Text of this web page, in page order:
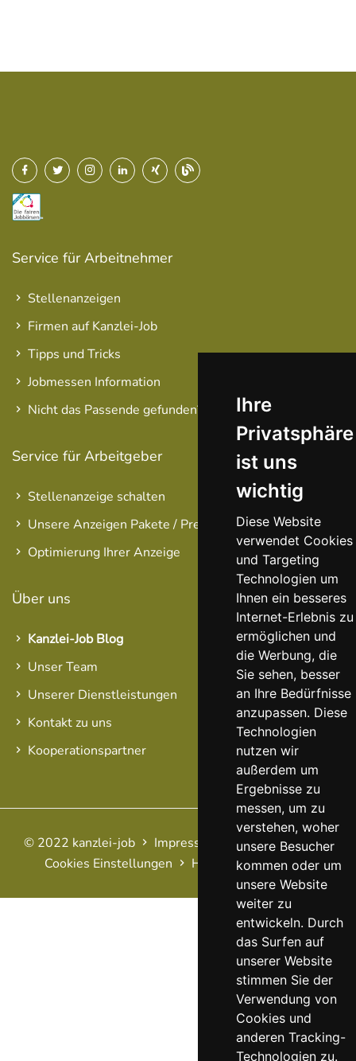
Ihre
Privatsphäre
ist uns
wichtig
Diese Website
verwendet Cookies
und Targeting
Technologien um
Ihnen ein besseres
Internet-Erlebnis zu
ermöglichen und
die Werbung, die
Sie sehen, besser
an Ihre Bedürfnisse
anzupassen. Diese
Technologien
nutzen wir
außerdem um
Ergebnisse zu
messen, um zu
verstehen, woher
unsere Besucher
kommen oder um
unsere Website
weiter zu
entwickeln. Durch
das Surfen auf
unserer Website
stimmen Sie der
Verwendung von
Cookies und
anderen Tracking-
Technologien zu.
Service für Arbeitnehmer
Stellenanzeigen
Firmen auf Kanzlei-Job
Tipps und Tricks
Jobmessen Information
Nicht das Passende gefunden?
Service für Arbeitgeber
Stellenanzeige schalten
Unsere Anzeigen Pakete / Preise
Optimierung Ihrer Anzeige
Über uns
Kanzlei-Job Blog
Unser Team
Unserer Dienstleistungen
Kontakt zu uns
Kooperationspartner
© 2022 kanzlei-job Impressum AGB
Datenschutz
Cookies Einstellungen
Haftungsausschluss FAQ